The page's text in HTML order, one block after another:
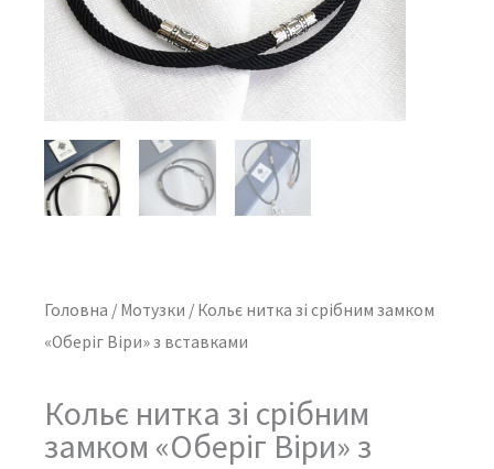
Головна / Мотузки / Кольє нитка зі срібним замком
«Оберіг Віри» з вставками
Кольє нитка зі срібним
замком «Оберіг Віри» з